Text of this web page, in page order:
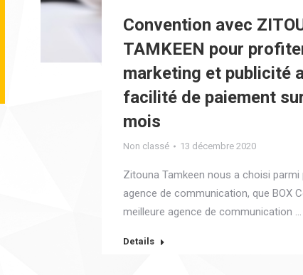
Convention avec
TAMKEEN pour
marketing et publicité
facilité de paiement
mois
Non classé 13 décembre 2020
Zitouna Tamkeen nous a choisi parmi
agence de communication, que BOX
meilleure agence de communication …
Details